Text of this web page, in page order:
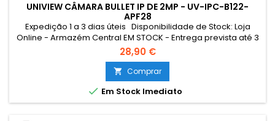
UNIVIEW CÂMARA BULLET IP DE 2MP - UV-IPC-B122-
APF28
Expedição 1 a 3 dias úteis Disponibilidade de Stock: Loja
Online - Armazém Central EM STOCK - Entrega prevista até 3
dias úteis Loja Braga - Rua António Fernandes Ferreira
Gomes SEM STOCK - Por encomenda - chegada até 2 dias
úteis
28,90 €
 Comprar
 Em Stock Imediato